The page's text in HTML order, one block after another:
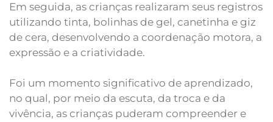
Em seguida, as crianças realizaram seus registros
utilizando tinta, bolinhas de gel, canetinha e giz
de cera, desenvolvendo a coordenação motora, a
expressão e a criatividade.
Foi um momento significativo de aprendizado,
no qual, por meio da escuta, da troca e da
vivência, as crianças puderam compreender e